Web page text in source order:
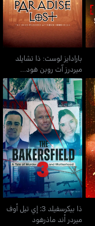
بارادايز لوست: ذا تشايلد
ميردرز آت روبن هود...
ذا بيكرسفيلد 3: إي تيل أوف
ميردر أند ماذرهود
ذا بيكرسفيلد 3: إي تيل أوف
ميردر أند ماذرهود